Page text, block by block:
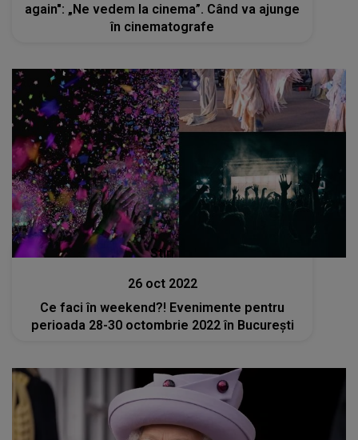
again": „Ne vedem la cinema”. Când va ajunge
în cinematografe
Stiri
26 oct 2022
Ce faci în weekend?! Evenimente pentru
perioada 28-30 octombrie 2022 în București